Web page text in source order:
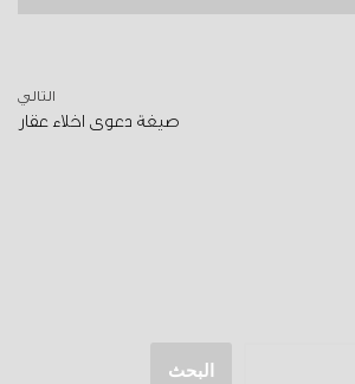
التالي
صيغة دعوى اخلاء عقار
البحث